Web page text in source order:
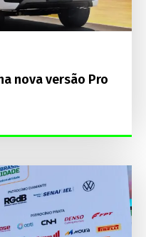
nova versão Pro